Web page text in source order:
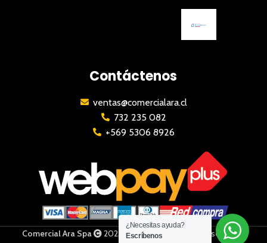
Contáctenos
ventas@comercialara.cl
732 235 082
+569 5306 8926
Comercial Ara Spa 2023 | Todos los derechos reservados
¿Necesitas ayuda?
Escríbenos